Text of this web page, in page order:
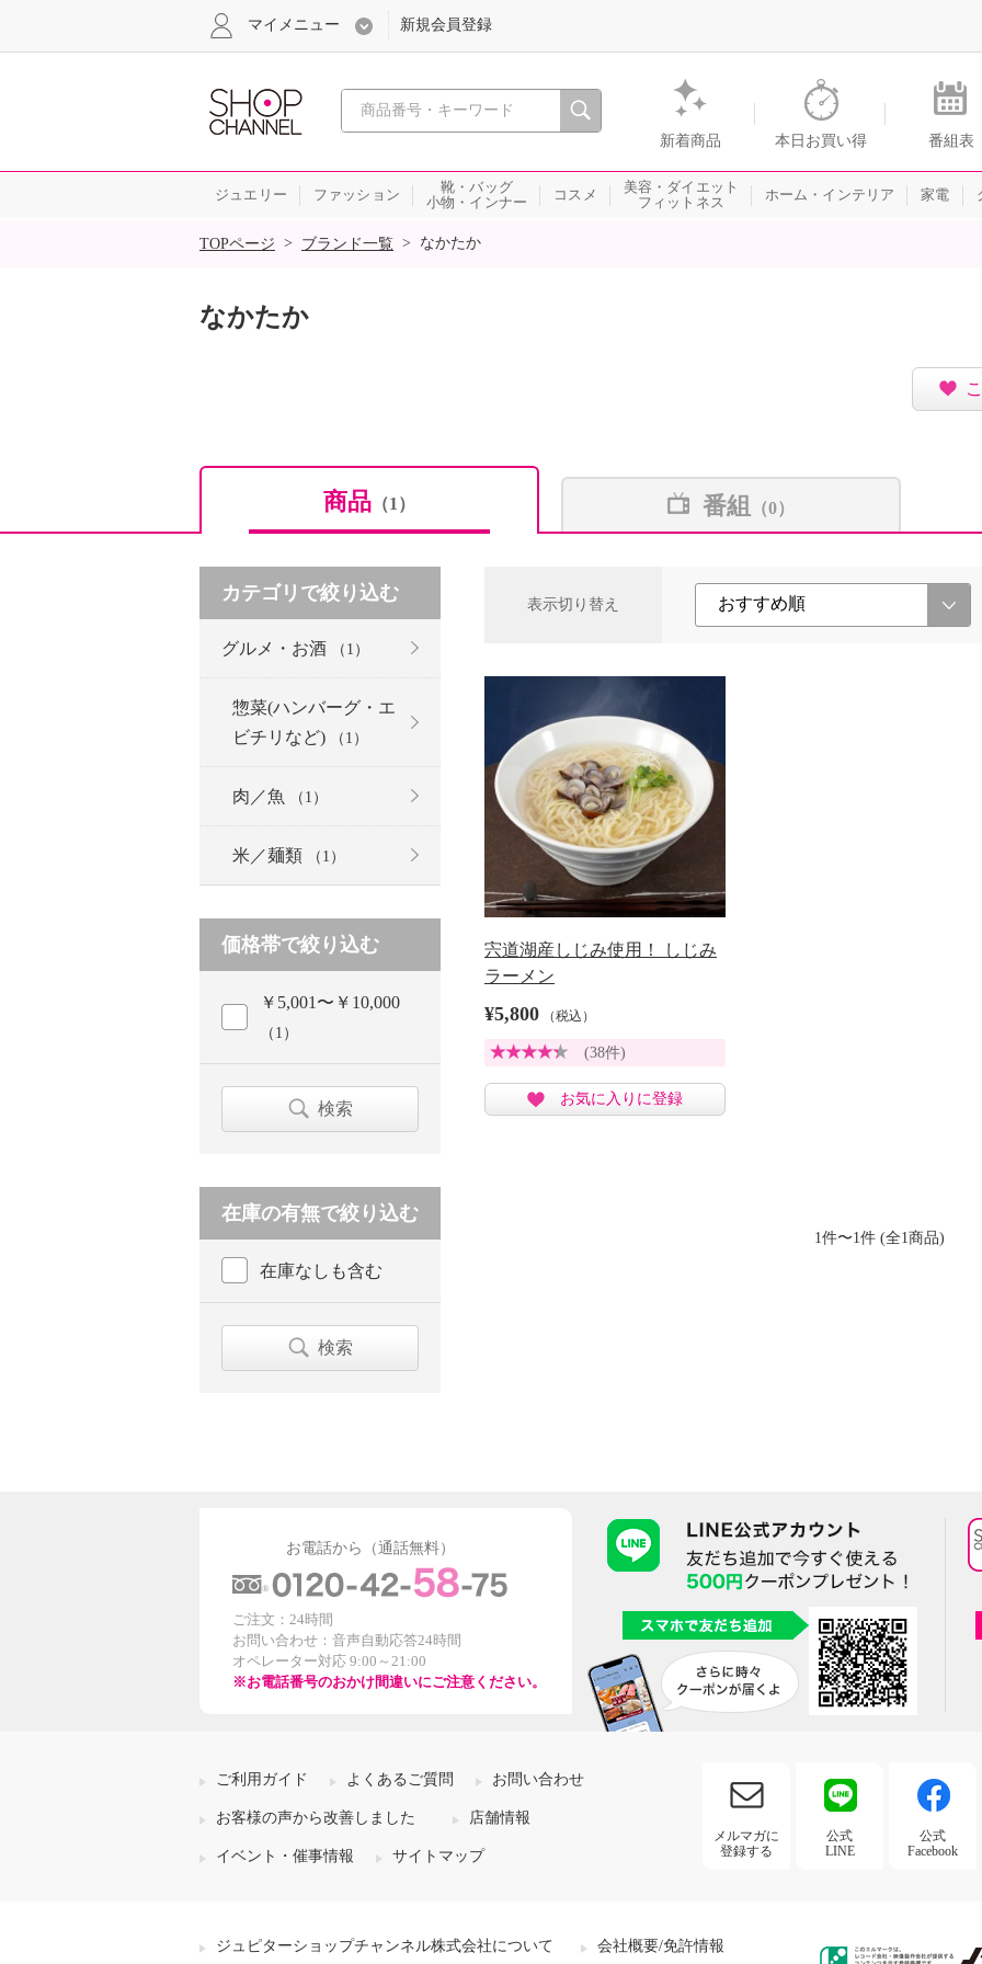
心おどる、瞬間を。通販・テレビショッピングのショップチャンネル
新着商品 本日お買い得 番組表
マイメニュー 新規会員登録
ジュエリー ファッション
靴・バッグ
小物・インナー
コスメ
美容・ダイエット
フィットネス
ホーム・インテリア 家電
SALE
TOPページ > ブランド一覧 > なかたか
なかたか
商品 （1） 番組 （0）
表示切り替え
宍道湖産しじみ使用！ しじみ
ラーメン
¥5,800 （税込）
(38件)
お気に入りに登録
1件〜1件 (全1商品)
カテゴリで絞り込む
グルメ・お酒 （1）
惣菜(ハンバーグ・エ
ビチリなど)
（1）
肉／魚 （1）
米／麺類 （1）
価格帯で絞り込む
￥5,001〜￥10,000
（1）
検索
在庫の有無で絞り込む
在庫なしも含む
検索
お電話から（通話無料）
ご注文：24時間
お問い合わせ：音声自動応答24時間
オペレーター対応 9:00～21:00
※お電話番号のおかけ間違いにご注意ください。
ご利用ガイド よくあるご質問 お問い合わせ
お客様の声から改善しました 店舗情報
イベント・催事情報 サイトマップ
メルマガに
登録する
公式
LINE
公式
Facebook
ジュピターショップチャンネル株式会社について 会社概要/免許情報